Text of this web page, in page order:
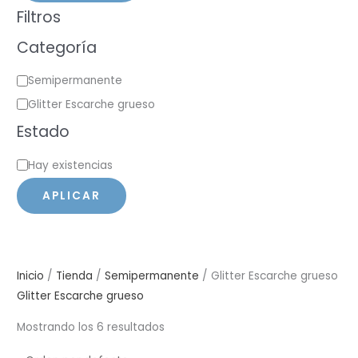
Filtros
Categoría
C
a
t
g
o
r
Semipermanente
Glitter Escarche grueso
Estado
E
s
t
o
Hay existencias
APLICAR
Inicio / Tienda /Semipermanente / Glitter Escarche grueso
Glitter Escarche grueso
Mostrando los 6 resultados